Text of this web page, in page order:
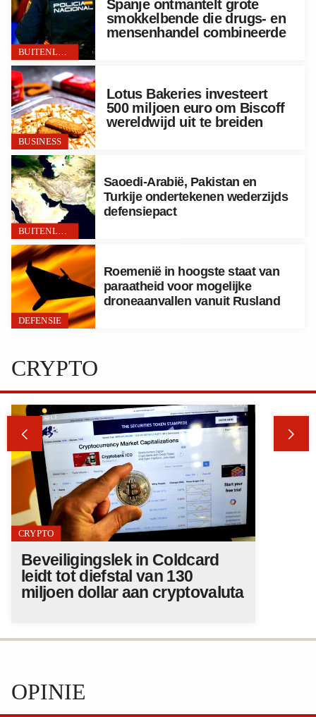
BUITENLAND
Spanje ontmantelt grote
smokkelbende die drugs- en
mensenhandel combineerde
BUSINESS
Lotus Bakeries investeert
500 miljoen euro om Biscoff
wereldwijd uit te breiden
BUITENLAND
Saoedi-Arabië, Pakistan en
Turkije ondertekenen wederzijds
defensiepact
DEFENSIE
Roemenië in hoogste staat van
paraatheid voor mogelijke
droneaanvallen vanuit Rusland
CRYPTO
 
CRYPTO
Beveiligingslek in Coldcard
leidt tot diefstal van 130
miljoen dollar aan cryptovaluta
OPINIE